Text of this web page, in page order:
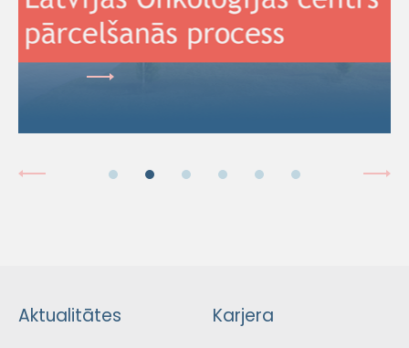
Aktualitātes Karjera